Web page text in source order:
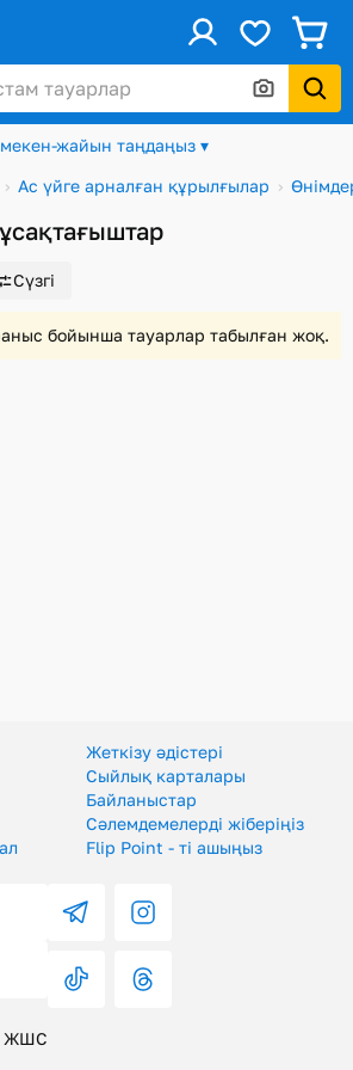
мекен-жайын таңдаңыз ▾
Ас үйге арналған құрылғылар
Сүзгі
бойынша тауарлар табылған жоқ.
Жеткізу әдістері
Сыйлық карталары
Байланыстар
Сәлемдемелерді жіберіңіз
Flip Point - ті ашыңыз
ЖШС
акциялар